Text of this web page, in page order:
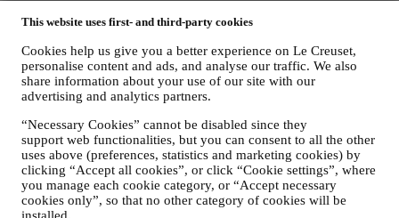
This website uses first- and third-party cookies
Cookies help us give you a better experience on Le Creuset,
personalise content and ads, and analyse our traffic. We also
share information about your use of our site with our
advertising and analytics partners.
“Necessary Cookies” cannot be disabled since they
support web functionalities, but you can consent to all the other
uses above (preferences, statistics and marketing cookies) by
clicking “Accept all cookies”, or click “Cookie settings”, where
you manage each cookie category, or “Accept necessary
cookies only”, so that no other category of cookies will be
weergegeven (om u bijvoorbeeld af te melden voor de
mail). Als u een Le Creuset account hebt, kunt u eenvoudig
uw marketingvoorkeuren beheren. Als u onze
marketingactiviteiten wilt stopzetten, kunt u in ieder geval een
e-mail sturen naarprivacy@lecreuset.com
afmelding zo spoedig mogelijk verwerken, maar in sommige
gevallen kunt u nog enkele berichten ontvangen totdat de
afmelding volledig is verwerkt.
Weet dat wij uw contactgegevens en andere
persoonsgegevens niet doorgeven of verkopen aan andere
bedrijven voor hun marketingdoeleinden.